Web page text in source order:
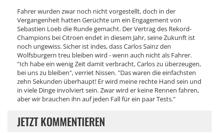
Fahrer wurden zwar noch nicht vorgestellt, doch in der
Vergangenheit hatten Gerüchte um ein Engagement von
Sebastien Loeb die Runde gemacht. Der Vertrag des Rekord-
Champions bei Citroen endet in diesem Jahr, seine Zukunft ist
noch ungewiss. Sicher ist indes, dass Carlos Sainz den
Wolfsburgern treu bleiben wird - wenn auch nicht als Fahrer.
"Ich habe ein wenig Zeit damit verbracht, Carlos zu überzeugen,
bei uns zu bleiben", verriet Nissen. "Das waren die einfachsten
zehn Sekunden überhaupt! Er wird meine rechte Hand sein und
in viele Dinge involviert sein. Zwar wird er keine Rennen fahren,
aber wir brauchen ihn auf jeden Fall für ein paar Tests."
JETZT KOMMENTIEREN